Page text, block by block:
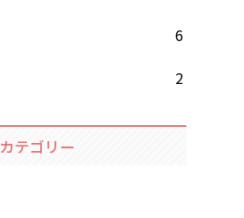
6
2
カテゴリー